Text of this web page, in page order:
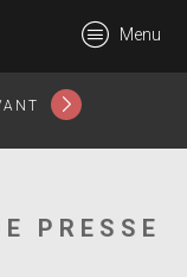
Menu
PRESSE